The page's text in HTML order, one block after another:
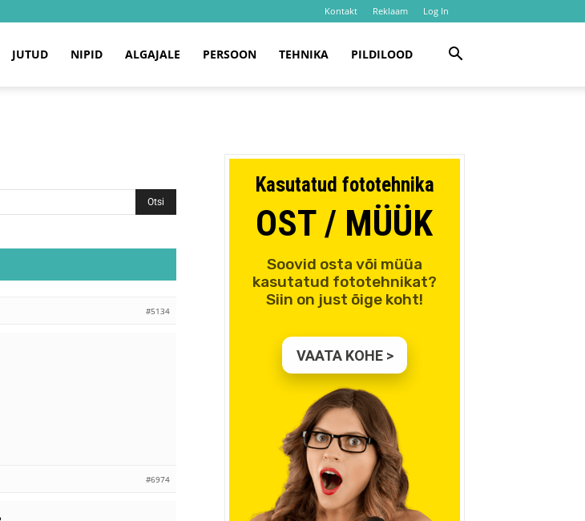
Kontakt Reklaam Log In
JUTUD NIPID ALGAJALE PERSOON TEHNIKA PILDILOOD
#5134
#6974